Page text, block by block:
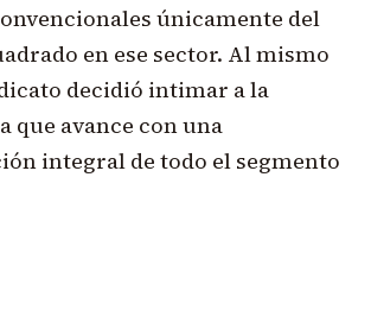
únicamente del
en ese sector. Al mismo
decidió intimar a la
que avance con una
integral de todo el segmento